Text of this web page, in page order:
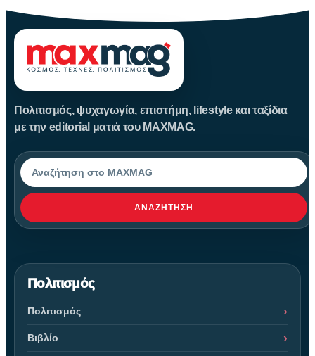
Πολιτισμός, ψυχαγωγία, επιστήμη, lifestyle και ταξίδια
με την editorial ματιά του MAXMAG.
Αναζήτηση
ΑΝΑΖΉΤΗΣΗ
Πολιτισμός
Πολιτισμός
Βιβλίο